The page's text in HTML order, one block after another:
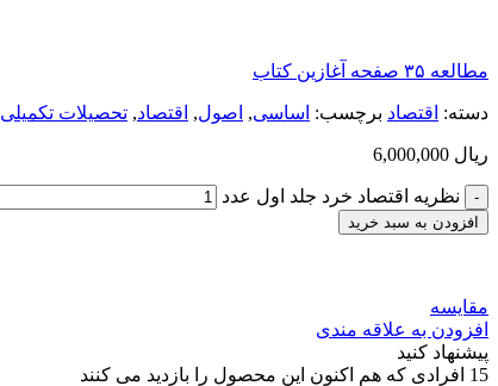
مطالعه ۳۵ صفحه آغازین کتاب
دسته: اقتصاد برچسب: اساسی, اصول, اقتصاد, تحصیلات تکمیلی
ریال
نظریه اقتصاد خرد جلد اول عدد
افزودن به سبد خرید
مقایسه
افزودن به علاقه مندی
پیشنهاد کنید
15 افرادی که هم اکنون این محصول را بازدید می کنند